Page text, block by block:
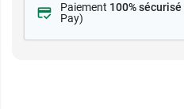
Paiement 100% sécurisé
Pay)